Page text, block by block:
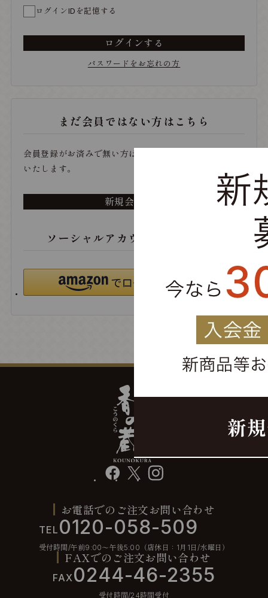
ログインIDを記憶する
ログインする
パスワードをお忘れの方
まだ会員ではない方はこちら
会員登録がお済みで無い方は、こちらから登録をお願い
いたします。
新規会員登録
ソーシャルアカウントでログイン
facebook instagram
お電話でのご注文お問い合わせ
TEL 0120-058-509
受付時間/午前9:00〜午後5:00（店休日：1月1日/水曜日）
FAXでのご注文お問い合わせ
FAX0244-46-2355
受付時間/24時間受付